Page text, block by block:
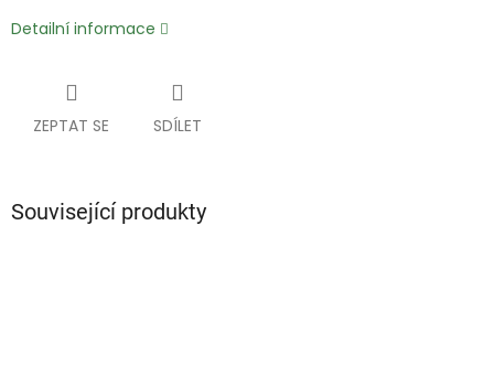
Detailní informace
ZEPTAT SE SDÍLET
Související produkty